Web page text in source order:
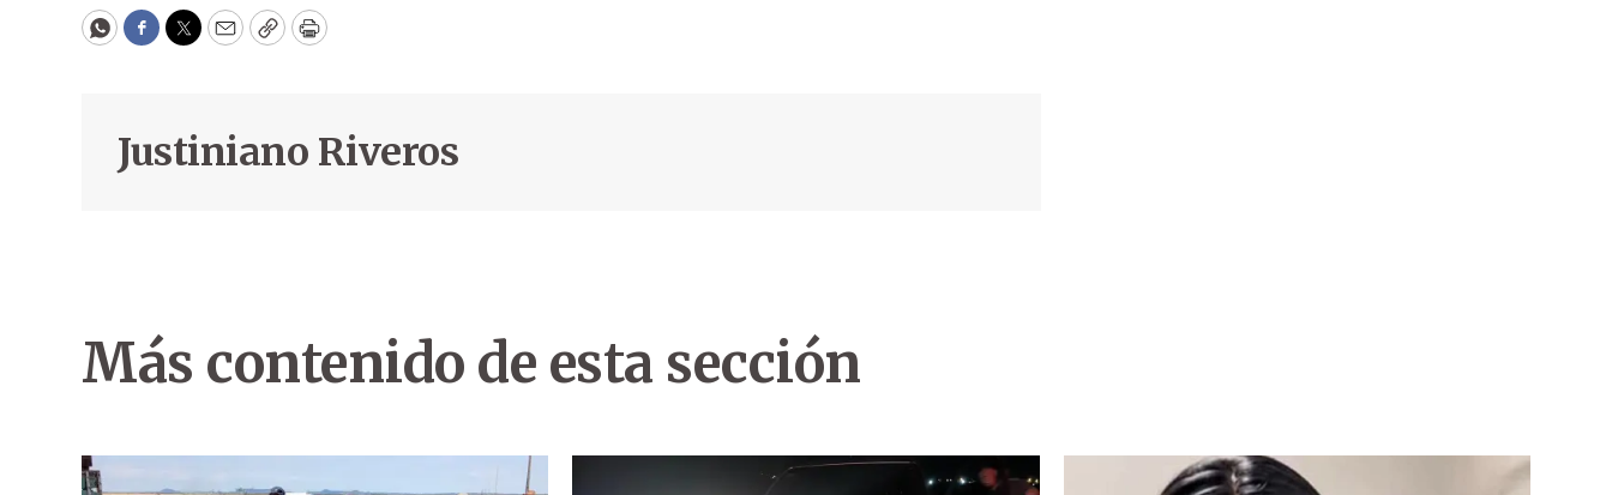
WhatsApp
Facebook
Twitter
EmailCopyPrint
Justiniano Riveros
Más contenido de esta sección